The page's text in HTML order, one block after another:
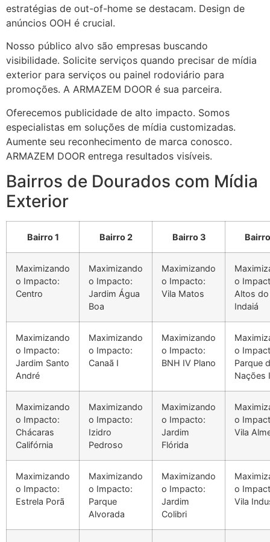
estratégias de out-of-home se destacam. Design de
anúncios OOH é crucial.
Nosso público alvo são empresas buscando
visibilidade. Solicite serviços quando precisar de mídia
exterior para serviços ou painel rodoviário para
promoções. A ARMAZEM DOOR é sua parceira.
Oferecemos publicidade de alto impacto. Somos
especialistas em soluções de mídia customizadas.
Aumente seu reconhecimento de marca conosco.
ARMAZEM DOOR entrega resultados visíveis.
Bairros de Dourados com Mídia
Exterior
Bairro 1 Bairro 2 Bairro 3
Maximizando
o Impacto:
Centro
Maximizando
o Impacto:
Jardim Água
Boa
Maximizando
o Impacto:
Vila Matos
o
Altos do
Indaiá
Maximizando
o Impacto:
Jardim Santo
André
Maximizando
o Impacto:
Canaã I
Maximizando
o Impacto:
BNH IV Plano
o
Parque
Nações I
Maximizando
o Impacto:
Chácaras
Califórnia
Maximizando
o Impacto:
Izidro
Pedroso
Maximizando
o Impacto:
Jardim
Flórida
o
Vila
Maximizando
o Impacto:
Estrela Porã
Maximizando
o Impacto:
Parque
Alvorada
Maximizando
o Impacto:
Jardim
Colibri
o
Vila